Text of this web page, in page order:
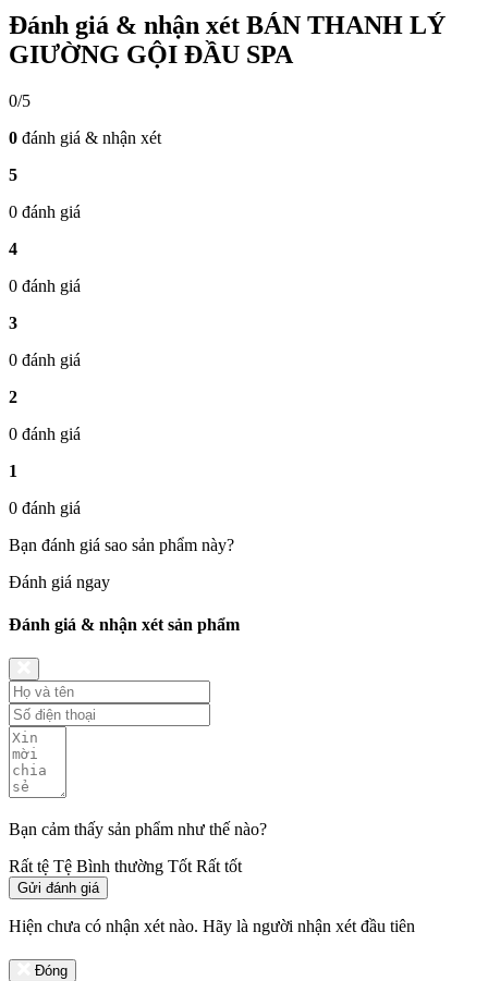
Đánh giá & nhận xét BÁN THANH LÝ
GIƯỜNG GỘI ĐẦU SPA
0/5
0 đánh giá & nhận xét
5
0 đánh giá
4
0 đánh giá
3
0 đánh giá
2
0 đánh giá
1
0 đánh giá
Bạn đánh giá sao sản phẩm này?
Đánh giá ngay
Đánh giá & nhận xét sản phẩm
Bạn cảm thấy sản phẩm như thế nào?
Rất tệ Tệ Bình thường Tốt Rất tốt
Gửi đánh giá
Hiện chưa có nhận xét nào. Hãy là người nhận xét đầu tiên
Đóng